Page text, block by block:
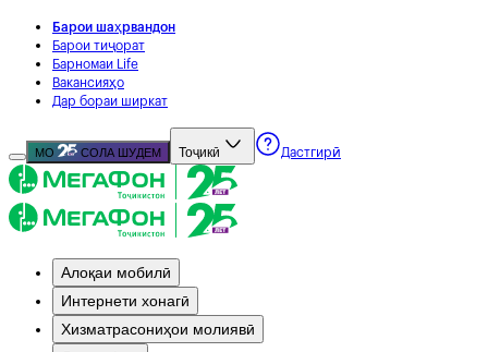
Барои шаҳрвандон
Барои тиҷорат
Барномаи Life
Вакансияҳо
Дар бораи ширкат
МО СОЛА ШУДЕМ Тоҷикӣ Дастгирӣ
Алоқаи мобилӣ
Интернети хонагӣ
Хизматрасониҳои молиявӣ